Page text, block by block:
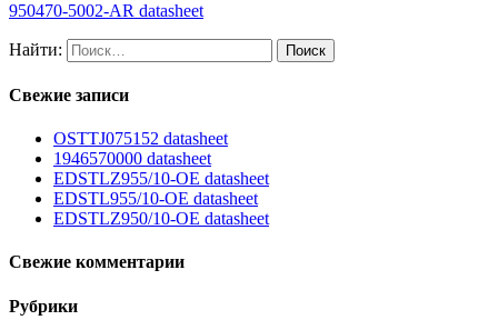
950470-5002-AR datasheet
Найти:
Свежие записи
OSTTJ075152 datasheet
1946570000 datasheet
EDSTLZ955/10-OE datasheet
EDSTL955/10-OE datasheet
EDSTLZ950/10-OE datasheet
Свежие комментарии
Рубрики